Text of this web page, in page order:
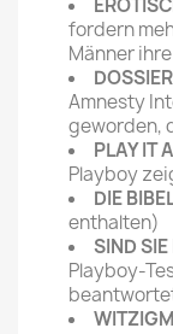
fordern
Männer
DOSSIER
Amnesty
geworden,
PLAY IT
Playboy
DIE
enthalten)
SIND
Playboy-